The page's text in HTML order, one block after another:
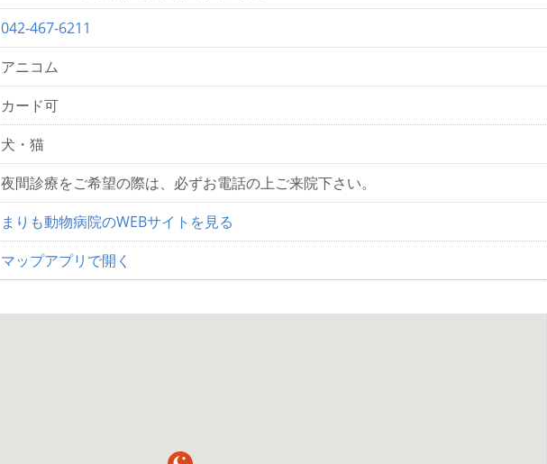
042-467-6211
アニコム
カード可
犬・猫
夜間診療をご希望の際は、必ずお電話の上ご来院下さい。
まりも動物病院のWEBサイトを見る
マップアプリで開く